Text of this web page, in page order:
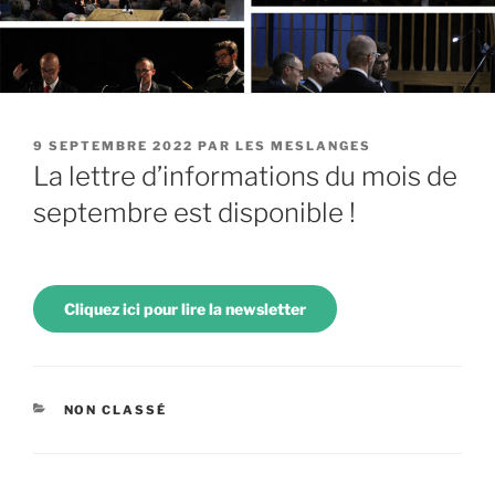
PUBLIÉ
LE
9 SEPTEMBRE 2022 PAR LES MESLANGES
La lettre d’informations du mois de
septembre est disponible !
Cliquez ici pour lire la newsletter
CATÉGORIES
NON CLASSÉ